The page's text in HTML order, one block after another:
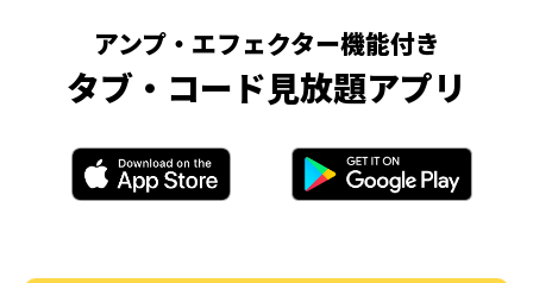
アンプ・エフェクター機能付き
タブ・コード見放題アプリ